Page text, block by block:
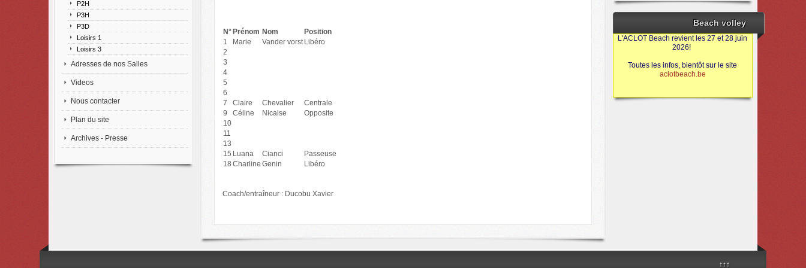
P2H
P3H
P3D
Loisirs 1
Loisirs 3
Adresses de nos Salles
Videos
Nous contacter
Plan du site
Archives - Presse
N° Prénom Nom
Position
1
Marie Vander vorst Libéro
2
3
4
5
6
7
Claire Chevalier
Centrale
9
Céline Nicaise
Opposite
10
11
13
15 Luana Cianci
Passeuse
18 Charline Genin Libéro
Coach/entraîneur : Ducobu Xavier
Beach volley
L'ACLOT Beach revient les 27 et 28 juin
2026!
Toutes les infos, bientôt sur le site
aclotbeach.be
↑↑↑